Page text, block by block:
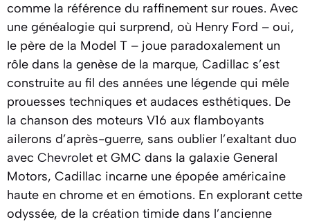
comme la référence du raffinement sur roues. Avec
une généalogie qui surprend, où Henry Ford – oui,
le père de la Model T – joue paradoxalement un
rôle dans la genèse de la marque, Cadillac s’est
construite au fil des années une légende qui mêle
prouesses techniques et audaces esthétiques. De
la chanson des moteurs V16 aux flamboyants
ailerons d’après-guerre, sans oublier l’exaltant duo
avec Chevrolet et GMC dans la galaxie General
Motors, Cadillac incarne une épopée américaine
haute en chrome et en émotions. En explorant cette
odyssée, de la création timide dans l’ancienne